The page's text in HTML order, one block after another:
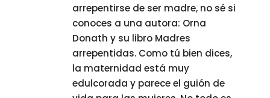
arrepentirse de ser madre, no sé si
conoces a una autora: Orna
Donath y su libro Madres
arrepentidas. Como tú bien dices,
la maternidad está muy
edulcorada y parece el guión de